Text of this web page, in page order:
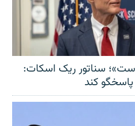
سناتور ریک اسکات:
پاسخگو کند